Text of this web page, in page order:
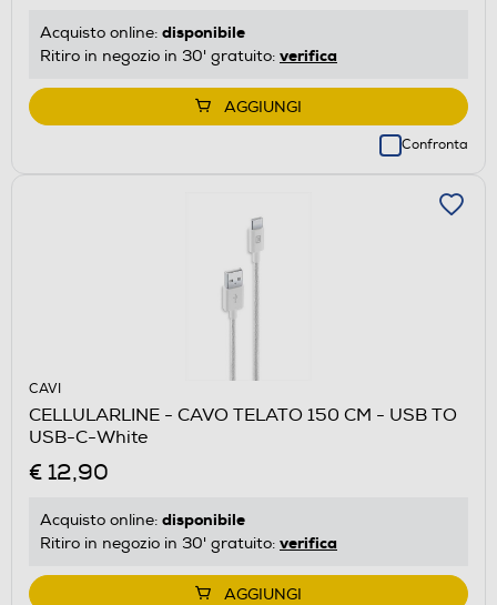
Acquisto online: disponibile
Ritiro in negozio in 30' gratuito: verifica
AGGIUNGI
Confronta
CAVI
CELLULARLINE - CAVO TELATO 150 CM - USB TO
USB-C-White
€ 12,90
Acquisto online: disponibile
Ritiro in negozio in 30' gratuito: verifica
AGGIUNGI